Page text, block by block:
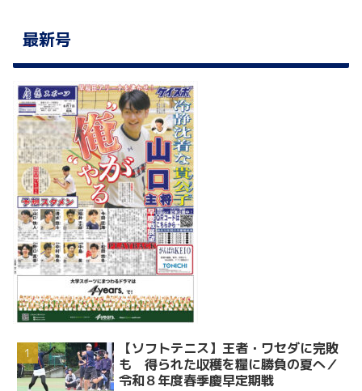
最新号
【ソフトテニス】王者・ワセダに完敗
も 得られた収穫を糧に勝負の夏へ／
令和８年度春季慶早定期戦